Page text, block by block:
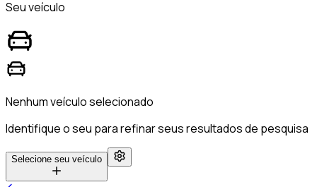
Seu veículo
Nenhum veículo selecionado
Identifique o seu para refinar seus resultados de pesquisa
Selecione seu veículo